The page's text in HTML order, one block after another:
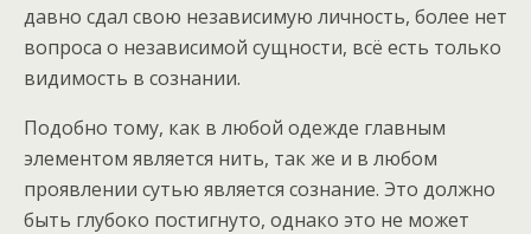
давно сдал свою независимую личность, более нет
вопроса о независимой сущности, всё есть только
видимость в сознании.
Подобно тому, как в любой одежде главным
элементом является нить, так же и в любом
проявлении сутью является сознание. Это должно
быть глубоко постигнуто, однако это не может